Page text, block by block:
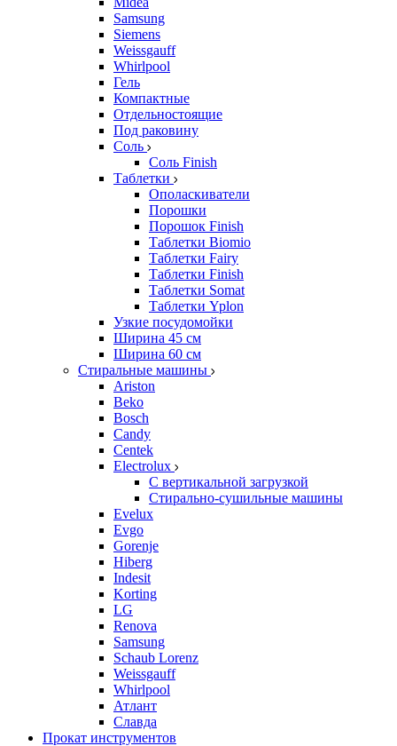
Samsung
Siemens
Weissgauff
Whirlpool
Гель
Компактные
Отдельностоящие
Под раковину
Соль
Соль Finish
Таблетки
Ополаскиватели
Порошки
Порошок Finish
Таблетки Biomio
Таблетки Fairy
Таблетки Finish
Таблетки Somat
Таблетки Yplon
Узкие посудомойки
Ширина 45 см
Ширина 60 см
Стиральные машины
Ariston
Beko
Bosch
Candy
Centek
Electrolux
С вертикальной загрузкой
Стирально-сушильные машины
Evelux
Evgo
Gorenje
Hiberg
Indesit
Korting
LG
Renova
Samsung
Schaub Lorenz
Weissgauff
Whirlpool
Атлант
Славда
Прокат инструментов